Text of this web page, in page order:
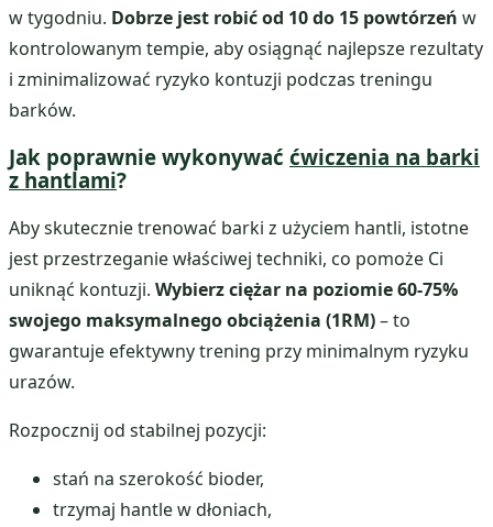
w tygodniu. Dobrze jest robić od 10 do 15 powtórzeń w
kontrolowanym tempie, aby osiągnąć najlepsze rezultaty
i zminimalizować ryzyko kontuzji podczas treningu
barków.
Jak poprawnie wykonywać ćwiczenia na barki
z hantlami?
Aby skutecznie trenować barki z użyciem hantli, istotne
jest przestrzeganie właściwej techniki, co pomoże Ci
uniknąć kontuzji. Wybierz ciężar na poziomie 60-75%
swojego maksymalnego obciążenia (1RM)– to
gwarantuje efektywny trening przy minimalnym ryzyku
urazów.
Rozpocznij od stabilnej pozycji:
stań na szerokość bioder,
trzymaj hantle w dłoniach,